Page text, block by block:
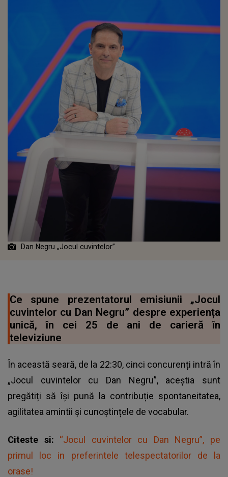
Dan Negru „Jocul cuvintelor”
Ce spune prezentatorul emisiunii „Jocul
cuvintelor cu Dan Negru” despre experiența
unică, în cei 25 de ani de carieră în
televiziune
În această seară, de la 22:30, cinci concurenți intră în
„Jocul cuvintelor cu Dan Negru”, aceștia sunt
pregătiți să își pună la contribuție spontaneitatea,
agilitatea amintii și cunoștințele de vocabular.
Citeste si: “Jocul cuvintelor cu Dan Negru”, pe
primul loc in preferintele telespectatorilor de la
orase!